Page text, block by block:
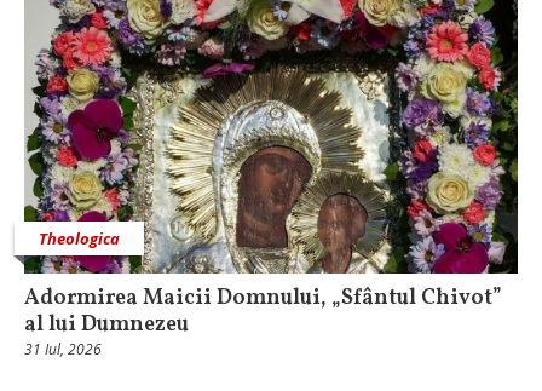
Theologica
Adormirea Maicii Domnului, „Sfântul Chivot”
al lui Dumnezeu
31 Iul, 2026